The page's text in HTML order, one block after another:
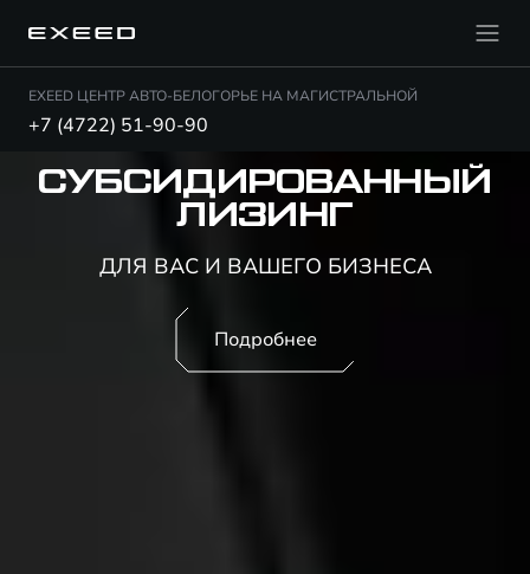
EXEED ЦЕНТР АВТО-БЕЛОГОРЬЕ НА МАГИСТРАЛЬНОЙ
+7 (4722) 51-90-90
EXEED VX
ОТ 4 990 000 ₽¹
Тест-драйв